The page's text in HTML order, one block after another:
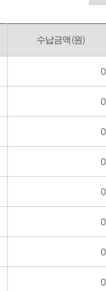
수납금액(원)
0
0
0
0
0
0
0
0